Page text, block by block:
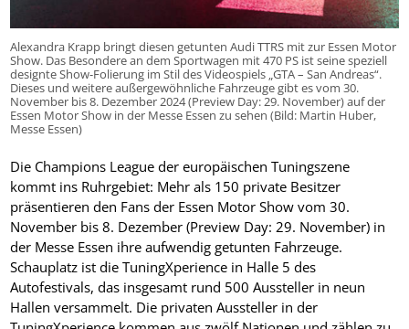
Alexandra Krapp bringt diesen getunten Audi TTRS mit zur Essen Motor
Show. Das Besondere an dem Sportwagen mit 470 PS ist seine speziell
designte Show-Folierung im Stil des Videospiels „GTA – San Andreas“.
Dieses und weitere außergewöhnliche Fahrzeuge gibt es vom 30.
November bis 8. Dezember 2024 (Preview Day: 29. November) auf der
Essen Motor Show in der Messe Essen zu sehen (Bild: Martin Huber,
Messe Essen)
Die Champions League der europäischen Tuningszene
kommt ins Ruhrgebiet: Mehr als 150 private Besitzer
präsentieren den Fans der Essen Motor Show vom 30.
November bis 8. Dezember (Preview Day: 29. November) in
der Messe Essen ihre aufwendig getunten Fahrzeuge.
Schauplatz ist die TuningXperience in Halle 5 des
Autofestivals, das insgesamt rund 500 Aussteller in neun
Hallen versammelt. Die privaten Aussteller in der